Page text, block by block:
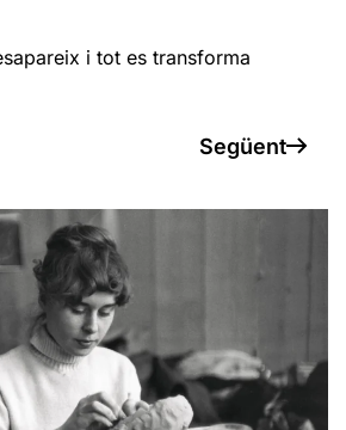
i tot es transforma
Següent